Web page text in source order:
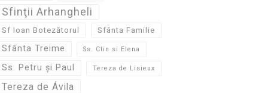
Sfinţii Arhangheli
Sf Ioan Botezătorul Sfânta Familie
Sfânta Treime Ss. Ctin si Elena
Ss. Petru și Paul Tereza de Lisieux
Tereza de Ávila